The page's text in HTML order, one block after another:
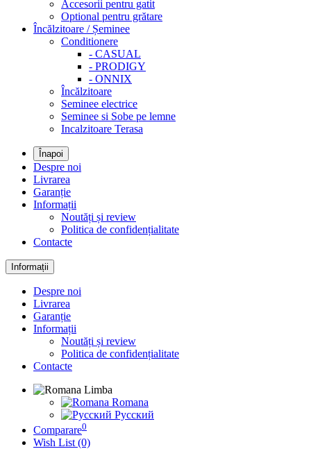
Accesorii pentru gatit
Optional pentru grătare
Încălzitoare / Șeminee
Conditionere
- CASUAL
- PRODIGY
- ONNIX
Încălzitoare
Seminee electrice
Seminee si Sobe pe lemne
Incalzitoare Terasa
Înapoi
Despre noi
Livrarea
Garanție
Informații
Noutăți și review
Politica de confidențialitate
Contacte
Informații
Despre noi
Livrarea
Garanție
Informații
Noutăți și review
Politica de confidențialitate
Contacte
Limba
Romana
Русский
Comparare0
Wish List (0)